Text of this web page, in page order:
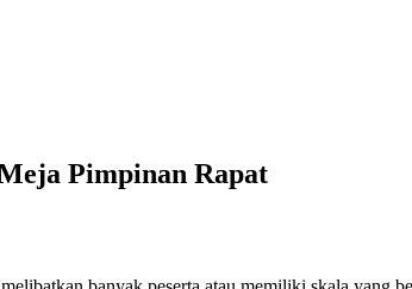
Pimpinan Rapat